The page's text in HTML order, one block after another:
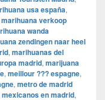
usa españa,
marihuana verkoop
wanda
zendingen naar heel
, marihuanas del
madrid, marijuana
, meillour ??? espagne,
, metro de madrid
mexicanos en madrid,